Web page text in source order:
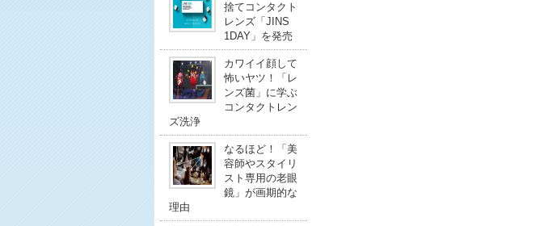
捨てコンタクト
レンズ「JINS
1DAY」を発売
カワイイ顔して
怖いヤツ！「レ
ンズ菌」に学ぶ
コンタクトレン
ズ洗浄
なるほど！「美
容師やスタイリ
スト専用の老眼
鏡」が画期的な
理由